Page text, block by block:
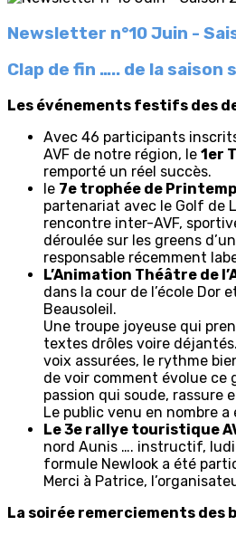
Newsletter n°10 Juin -
Clap de fin ….. de la
Les événements festifs des
Avec 46 participants
AVF de notre région, le 1er
remporté un réel succès.
le 7e trophée de
partenariat avec le Golf de
rencontre inter-AVF,
déroulée sur les greens
responsable récemment
L’Animation Théâtre de
dans la cour de l’école Dor
Beausoleil.
Une troupe joyeuse qui
textes drôles voire
voix assurées, le rythme
de voir comment évolue ce
passion qui soude, rassure
Le public venu en nombre a
Le 3e rallye touristique
nord Aunis …. instructif,
formule Newlook a été
Merci à Patrice,
La soirée remerciements des